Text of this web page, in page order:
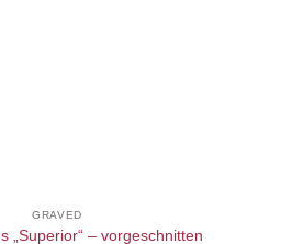
GRAVED
„Superior“ – vorgeschnitten